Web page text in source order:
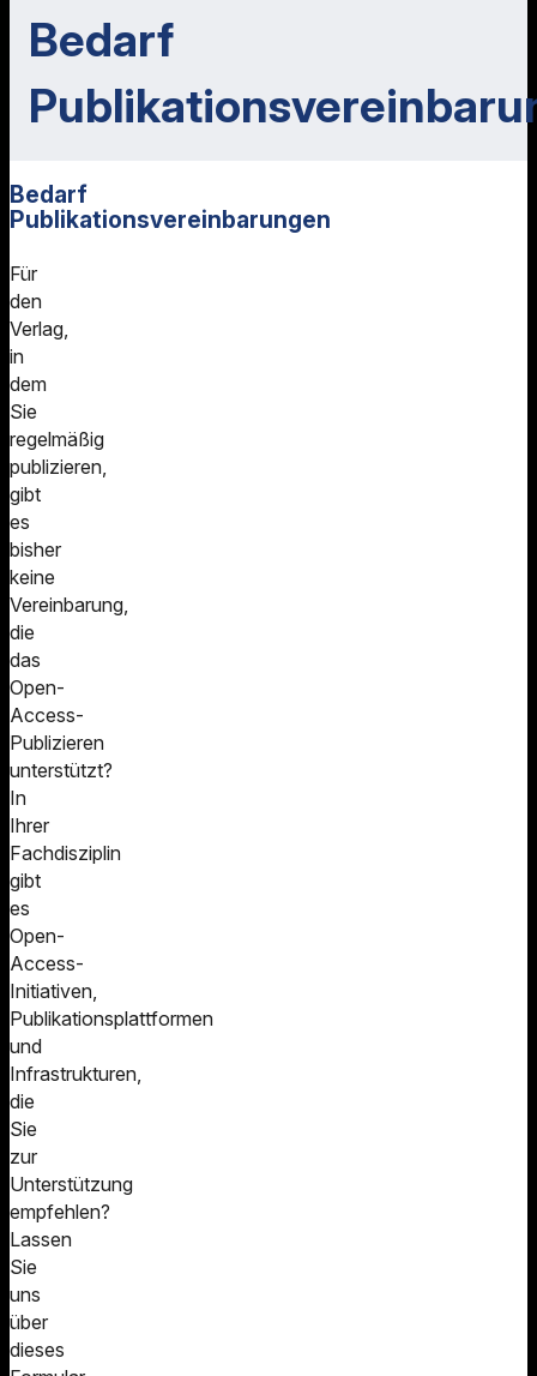
Bedarf
Bedarf
Publikationsvereinbarungen
Für
den
Verlag,
in
dem
Sie
regelmäßig
publizieren,
gibt
es
bisher
keine
Vereinbarung,
die
das
Open-
Access-
Publizieren
unterstützt?
In
Ihrer
Fachdisziplin
gibt
es
Open-
Access-
Initiativen,
Publikationsplattformen
und
Infrastrukturen,
die
Sie
zur
Unterstützung
empfehlen?
Lassen
Sie
uns
über
dieses